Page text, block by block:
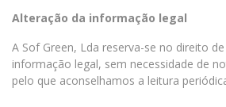
Alteração da informação legal
A Sof Green, Lda reserva-se no direito
informação legal, sem necessidade de
pelo que aconselhamos a leitura